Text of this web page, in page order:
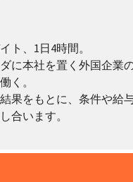
ト、1日4時間。
に本社を置く外国企業
く。
果をもとに、条件や給
合います。